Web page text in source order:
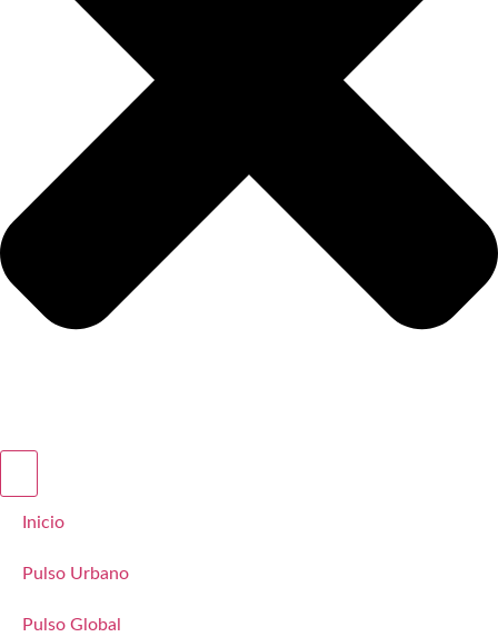
Inicio
Pulso Urbano
Pulso Global